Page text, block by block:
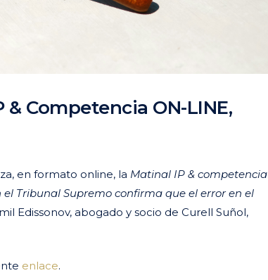
Competencia ON-LINE,
en formato online, la Matinal IP & competencia
Tribunal Supremo confirma que el error en el
Edissonov, abogado y socio de Curell Suñol,
enlace.